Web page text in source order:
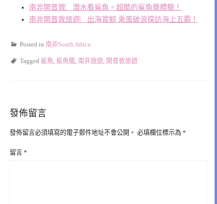
南非開普敦︳潛水看鯊魚。超酷的鯊魚籠體驗！
南非開普敦旅遊︳出海賞鯨 乘風破浪探訪海上五霸！
Posted in 南非South Africa
Tagged 鯊魚 鯊魚籠 南非旅遊 開普敦旅遊
發佈留言
發佈留言必須填寫的電子郵件地址不會公開。 必填欄位標示為 *
留言 *